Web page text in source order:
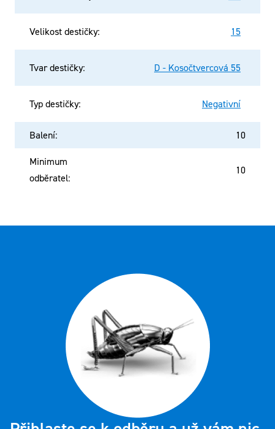
Velikost destičky: 15
Tvar destičky: D - Kosočtvercová 55
Typ destičky: Negativní
Balení: 10
Minimum
odběratel:
10